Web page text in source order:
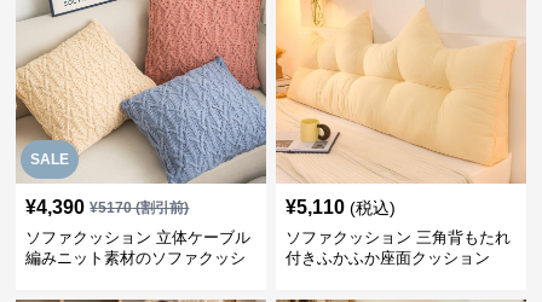
SALE
¥4,390 ¥5170(割引前)
ソファクッション 立体ケーブル
編みニット素材のソファクッシ
¥5,110 (税込)
ソファクッション 三角背もたれ
付きふかふか座面クッション